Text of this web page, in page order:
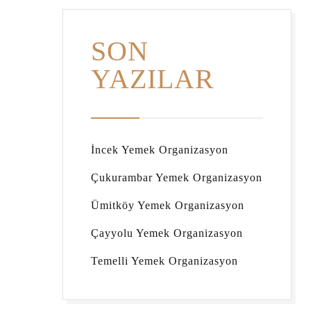
SON
YAZILAR
İncek Yemek Organizasyon
Çukurambar Yemek Organizasyon
Ümitköy Yemek Organizasyon
Çayyolu Yemek Organizasyon
Temelli Yemek Organizasyon